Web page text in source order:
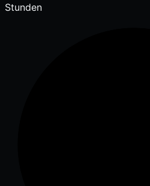
Stunden